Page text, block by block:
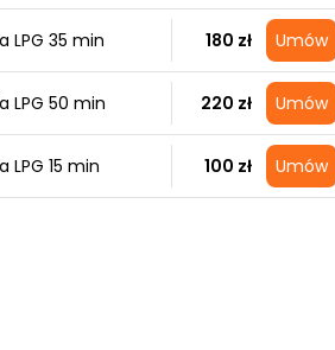
LPG 35 min 180 zł Umów
LPG 50 min 220 zł Umów
LPG 15 min 100 zł Umów